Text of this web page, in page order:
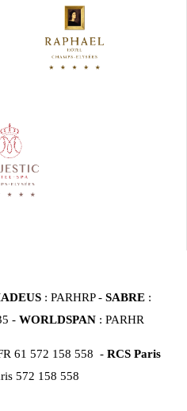
: PARHRP - SABRE :
- WORLDSPAN : PARHR
61 572 158 558 - RCS Paris
572 158 558